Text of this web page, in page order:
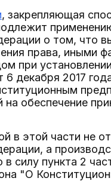
, закрепляющая
о том, что
права, иными
при
6 декабря 2017
на обеспечение
в этой части не
а
силу пункта 2
"О